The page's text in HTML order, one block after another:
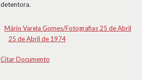
detentora.
Mário Varela Gomes/Fotografias 25 de Abril
25 de Abril de 1974
Citar Documento